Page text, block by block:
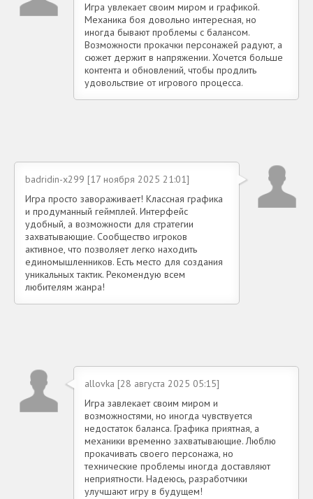
Игра увлекает своим миром и графикой.
Механика боя довольно интересная, но
иногда бывают проблемы с балансом.
Возможности прокачки персонажей радуют, а
сюжет держит в напряжении. Хочется больше
контента и обновлений, чтобы продлить
удовольствие от игрового процесса.
badridin-x299 [17 ноября 2025 21:01]
Игра просто завораживает! Классная графика
и продуманный геймплей. Интерфейс
удобный, а возможности для стратегии
захватывающие. Сообщество игроков
активное, что позволяет легко находить
единомышленников. Есть место для создания
уникальных тактик. Рекомендую всем
любителям жанра!
allovka [28 августа 2025 05:15]
Игра завлекает своим миром и
возможностями, но иногда чувствуется
недостаток баланса. Графика приятная, а
механики временно захватывающие. Люблю
прокачивать своего персонажа, но
технические проблемы иногда доставляют
неприятности. Надеюсь, разработчики
улучшают игру в будущем!